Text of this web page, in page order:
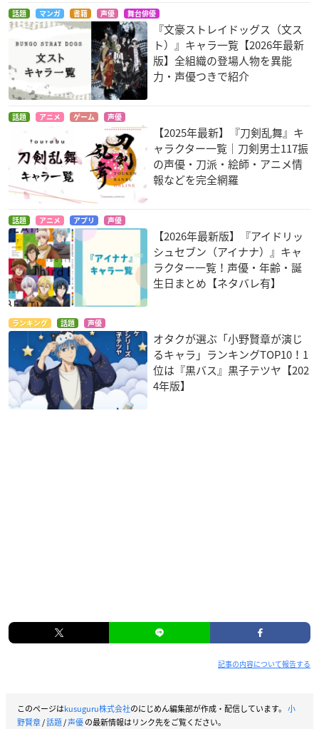
話題 マンガ 書籍 声優 舞台俳優
『文豪ストレイドッグス（文ス
ト）』キャラ一覧【2026年最新
版】全組織の登場人物を異能
力・声優つきで紹介
話題 アニメ ゲーム 声優
【2025年最新】『刀剣乱舞』キ
ャラクター一覧｜刀剣男士117振
の声優・刀派・絵師・アニメ情
報などを完全網羅
話題 アニメ アプリ 声優
【2026年最新版】『アイドリッ
シュセブン（アイナナ）』キャ
ラクター一覧！声優・年齢・誕
生日まとめ【ネタバレ有】
ランキング 話題 声優
オタクが選ぶ「小野賢章が演じ
るキャラ」ランキングTOP10！1
位は『黒バス』黒子テツヤ【202
4年版】
記事の内容について報告する
このページはkusuguru株式会社のにじめん編集部が作成・配信しています。 小
野賢章/話題/声優の最新情報はリンク先をご覧ください。